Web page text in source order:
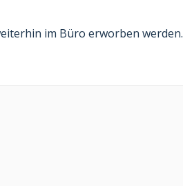
im Büro erworben werden.